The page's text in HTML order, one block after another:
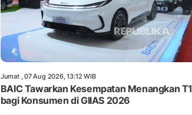
Jumat , 07 Aug 2026, 13:12 WIB
BAIC Tawarkan Kesempatan Menangkan T1
bagi Konsumen di GIIAS 2026